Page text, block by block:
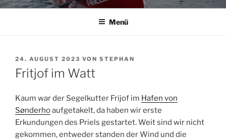
Menü
VERÖFFENTLICHT
AM
24. AUGUST 2023 VON STEPHAN
Fritjof im Watt
Kaum war der Segelkutter Frijof im Hafen von
Sønderhoaufgetakelt, da haben wir erste
Erkundungen des Priels gestartet. Weit sind wir nicht
gekommen, entweder standen der Wind und die